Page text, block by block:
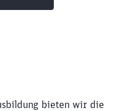
bieten wir die